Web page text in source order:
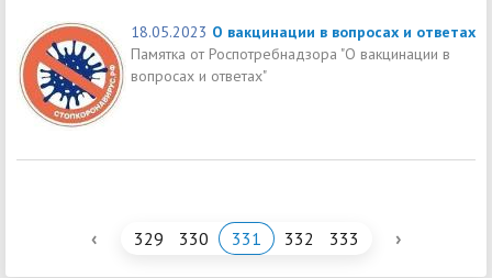
18.05.2023 О вакцинации в вопросах и ответах
Памятка от Роспотребнадзора "О вакцинации в
вопросах и ответах"
‹ 329 330 331 332 333 ›